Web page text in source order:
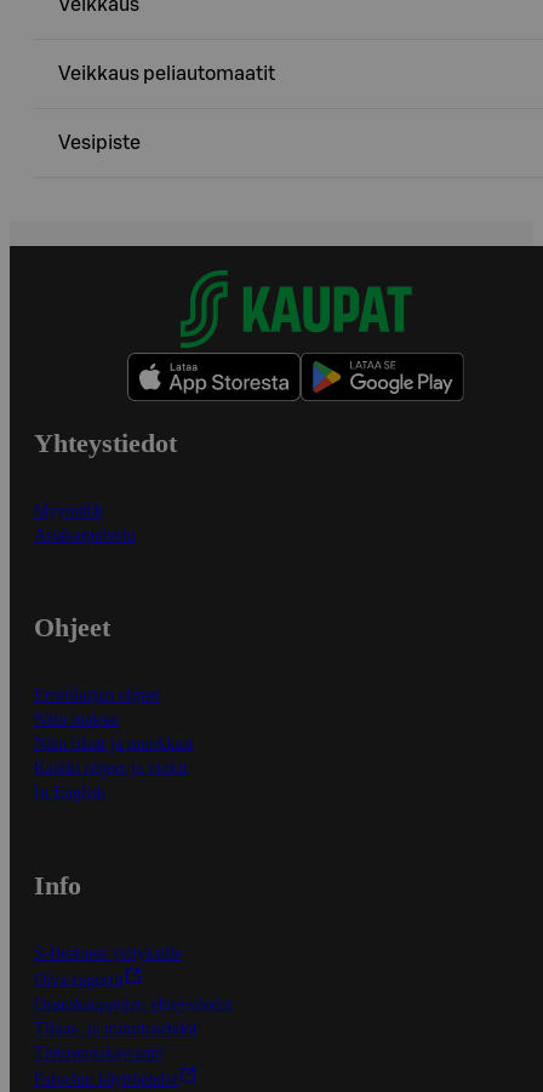
Veikkaus
Veikkaus peliautomaatit
Vesipiste
Yhteystiedot
Myymälät
Asiakaspalvelu
Ohjeet
Ensitilaajan ohjeet
Näin maksat
Näin tilaat ja muokkaat
Kaikki ohjeet ja vinkit
In English
Info
S-Business yrityksille
Oiva-raportit
Osuuskauppojen yhteystiedot
Tilaus- ja toimitusehdot
Tietosuojakäytäntö
Palvelun käyttöehdot